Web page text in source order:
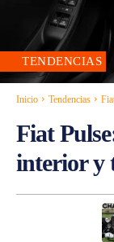
TENDENCIAS
Inicio Tendencias
Fiat
interior y